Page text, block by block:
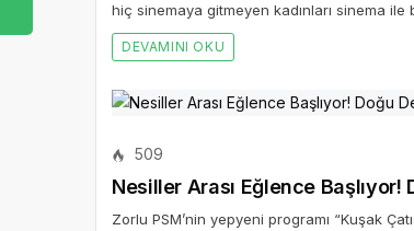
hiç sinemaya gitmeyen kadınları sinema ile
DEVAMINI OKU
509
Nesiller Arası Eğlence Başlıyor!
Zorlu PSM’nin yepyeni programı “Kuşak